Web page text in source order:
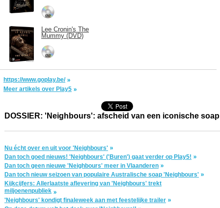
Lee Cronin's The
Mummy (DVD)
https://www.goplay.be/
Meer artikels over Play5
DOSSIER: 'Neighbours': afscheid van een iconische
Nu écht over en uit voor 'Neighbours'
Dan toch goed nieuws! 'Neighbours' ('Buren') gaat verder op Play5!
Dan toch geen nieuwe 'Neighbours' meer in Vlaanderen
Dan toch nieuw seizoen van populaire Australische soap 'Neighbours'
Kijkcijfers: Allerlaatste aflevering van 'Neighbours' trekt
miljoenenpubliek
'Neighbours' kondigt finaleweek aan met feestelijke trailer